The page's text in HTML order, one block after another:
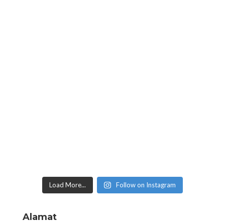
Load More... Follow on Instagram
Alamat